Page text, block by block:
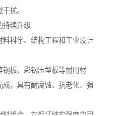
扰。
持续升级
料科学、结构工程和工业设计
钢板、彩钢压型板等耐用材
，具有耐腐蚀、抗老化、强